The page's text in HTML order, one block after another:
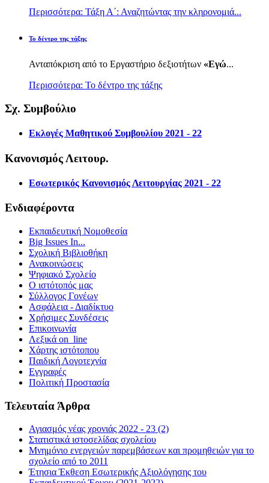
Περισσότερα: Τάξη Α΄: Αναζητώντας την κληρονομιά...
Το δέντρο της τάξης
Ανταπόκριση από το Εργαστήριο δεξιοτήτων «Εγώ...
Περισσότερα: Το δέντρο της τάξης
Σχ. Συμβούλιο
Εκλογές Μαθητικού Συμβουλίου 2021 - 22
Κανονισμός Λειτουρ.
Εσωτερικός Κανονισμός Λειτουργίας 2021 - 22
Ενδιαφέροντα
Εκπαιδευτική Νομοθεσία
Big Issues In...
Σχολική Βιβλιοθήκη
Ανακοινώσεις
Ψηφιακό Σχολείο
Ο ιστότοπός μας
Σύλλογος Γονέων
Ασφάλεια - Διαδίκτυο
Χρήσιμες Συνδέσεις
Επικοινωνία
Λεξικά on_line
Χάρτης ιστότοπου
Παιδική Λογοτεχνία
Εγγραφές
Πολιτική Προστασία
Τελευταία Άρθρα
Αγιασμός νέας χρονιάς 2022 - 23 (2)
Στατιστικά ιστοσελίδας σχολείου
Μνημόνιο ενεργειών παρεμβάσεων και προμηθειών για το
σχολείο από το 2011
Έτησια Έκθεση Εσωτερικής Αξιολόγησης του